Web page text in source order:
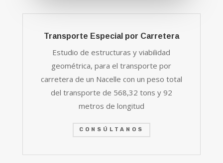
Transporte Especial por Carretera
Estudio de estructuras y viabilidad
geométrica, para el transporte por
carretera de un Nacelle con un peso total
del transporte de 568,32 tons y 92
metros de longitud
CONSÚLTANOS